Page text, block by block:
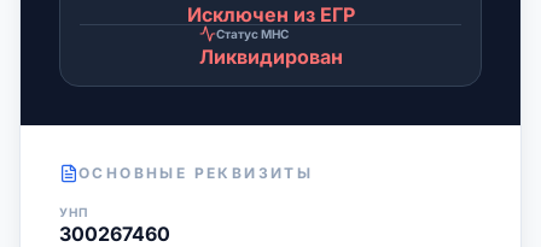
Исключен из ЕГР
Статус МНС
Ликвидирован
ОСНОВНЫЕ РЕКВИЗИТЫ
УНП
300267460